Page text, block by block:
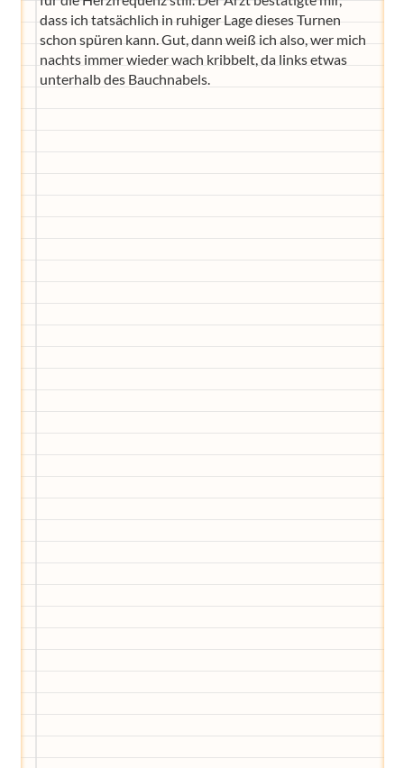
dass ich tatsächlich in ruhiger Lage dieses Turnen
schon spüren kann. Gut, dann weiß ich also, wer mich
nachts immer wieder wach kribbelt, da links etwas
unterhalb des Bauchnabels.